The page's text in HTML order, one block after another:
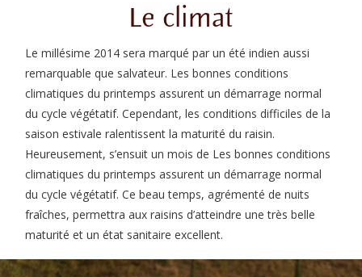
Le climat
Le millésime 2014 sera marqué par un été indien aussi
remarquable que salvateur. Les bonnes conditions
climatiques du printemps assurent un démarrage normal
du cycle végétatif. Cependant, les conditions difficiles de la
saison estivale ralentissent la maturité du raisin.
Heureusement, s’ensuit un mois de Les bonnes conditions
climatiques du printemps assurent un démarrage normal
du cycle végétatif. Ce beau temps, agrémenté de nuits
fraîches, permettra aux raisins d’atteindre une très belle
maturité et un état sanitaire excellent.